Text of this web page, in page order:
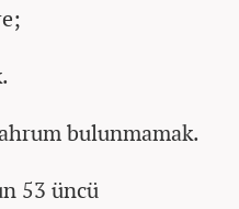
bulunmamak.
53 üncü